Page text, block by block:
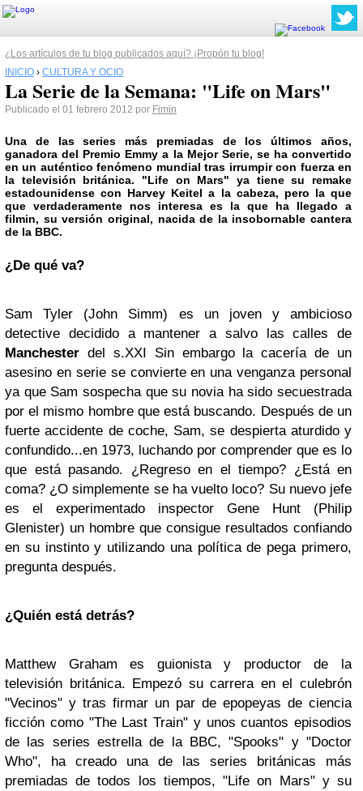
¿Los artículos de tu blog publicados aquí? ¡Propón tu blog!
INICIO › CULTURA Y OCIO
La Serie de la Semana: "Life on Mars"
Publicado el 01 febrero 2012 por Fimin
Una de las series más premiadas de los últimos años,
ganadora del Premio Emmya la Mejor Serie, se ha convertido
en un auténtico fenómeno mundial tras irrumpir con fuerza en
la televisión británica. "Life on Mars" ya tiene su remake
estadounidense con Harvey Keitel a la cabeza, pero la que
que verdaderamente nos interesa es la que ha llegado a
filmin, su versión original, nacida de la insobornable cantera
de la BBC.
¿De qué va?
Sam Tyler (John Simm) es un joven y ambicioso
detective decidido a mantener a salvo las calles de
Manchester del s.XXI Sin embargo la cacería de un
asesino en serie se convierte en una venganza personal
ya que Sam sospecha que su novia ha sido secuestrada
por el mismo hombre que está buscando. Después de un
fuerte accidente de coche, Sam, se despierta aturdido y
confundido...en 1973, luchando por comprender que es lo
que está pasando. ¿Regreso en el tiempo? ¿Está en
coma? ¿O simplemente se ha vuelto loco? Su nuevo jefe
es el experimentado inspector Gene Hunt (Philip
Glenister) un hombre que consigue resultados confiando
en su instinto y utilizando una política de pega primero,
pregunta después.
¿Quién está detrás?
Matthew Graham es guionista y productor de la
televisión británica. Empezó su carrera en el culebrón
"Vecinos" y tras firmar un par de epopeyas de ciencia
ficción como "The Last Train" y unos cuantos episodios
de las series estrella de la BBC, "Spooks" y "Doctor
Who", ha creado una de las series británicas más
premiadas de todos los tiempos, "Life on Mars" y su